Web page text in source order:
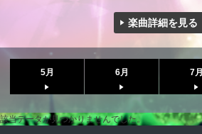
楽曲詳細を見る
5月 6月 7月
該当データが見つかりませんでした。